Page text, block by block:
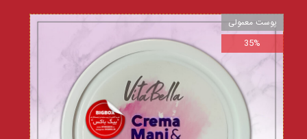
پوست معمولی
35%